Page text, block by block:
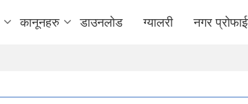
कानूनहरु डाउनलोड ग्यालरी नगर